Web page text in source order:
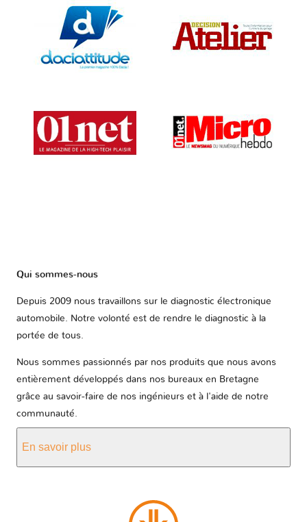
Qui sommes-nous
Depuis 2009 nous travaillons sur le diagnostic électronique
automobile. Notre volonté est de rendre le diagnostic à la
portée de tous.
Nous sommes passionnés par nos produits que nous avons
entièrement développés dans nos bureaux en Bretagne
grâce au savoir-faire de nos ingénieurs et à l'aide de notre
communauté.
En savoir plus